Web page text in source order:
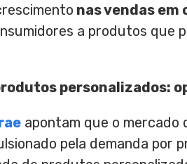
nas vendas em
a produtos que
personalizados:
apontam que o mercado
pela demanda por